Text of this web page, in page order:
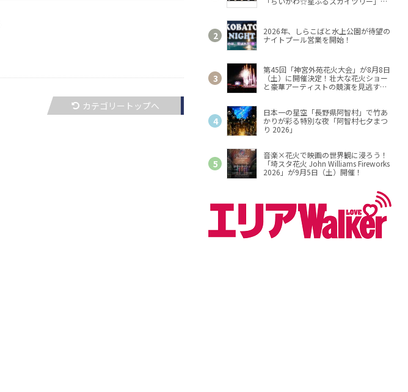
カテゴリートップへ
2026年、しらこばと水上公園が待望の
ナイトプール営業を開始！
第45回「神宮外苑花火大会」が8月8日
（土）に開催決定！壮大な花火ショー
と豪華アーティストの競演を見逃す
日本一の星空「長野県阿智村」で竹あ
かりが彩る特別な夜「阿智村七夕まつ
り 2026」
音楽×花火で映画の世界観に浸ろう！
「埼スタ花火 John Williams Fireworks
2026」が9月5日（土）開催！